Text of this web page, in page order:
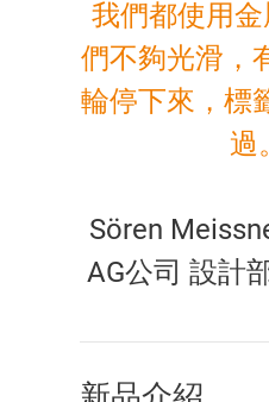
我們都使用
們不夠光滑，
輪停下來，標
過
Sören
AG公司 設計